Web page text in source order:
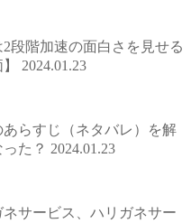
段階加速の面白さを見せる
2024.01.23
らすじ（ネタバレ）を解
た？ 2024.01.23
ネサービス、ハリガネサー